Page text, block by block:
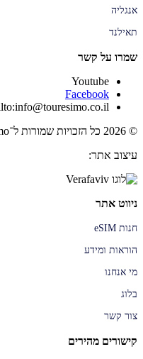
אנגליה
תאילנד
שמרו על קשר
Youtube
Facebook
© 2026 כל הזכויות שמורות ל־touresimo
עיצוב אתר:
ניווט אתר
חנות eSIM
הוראות ומידע
מי אנחנו
בלוג
צור קשר
קישורים מהירים